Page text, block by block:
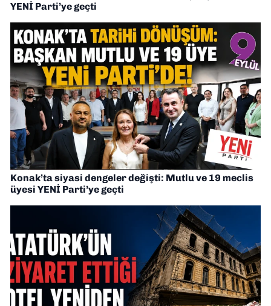
YENİ Parti’ye geçti
Konak’ta siyasi dengeler değişti: Mutlu ve 19 meclis
üyesi YENİ Parti’ye geçti